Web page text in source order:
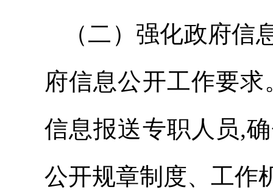
（二）强化政府
府信息公开工作要
信息报送专职人员,
公开规章制度、工作